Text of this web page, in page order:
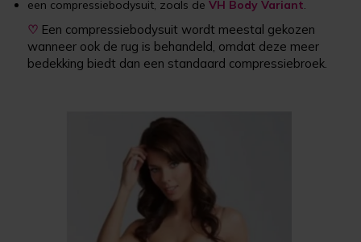
een compressiebodysuit, zoals deVH Body Variant.
♡ Een compressiebodysuit wordt meestal gekozen
wanneer ook de rug is behandeld, omdat deze meer
bedekking biedt dan een standaard compressiebroek.